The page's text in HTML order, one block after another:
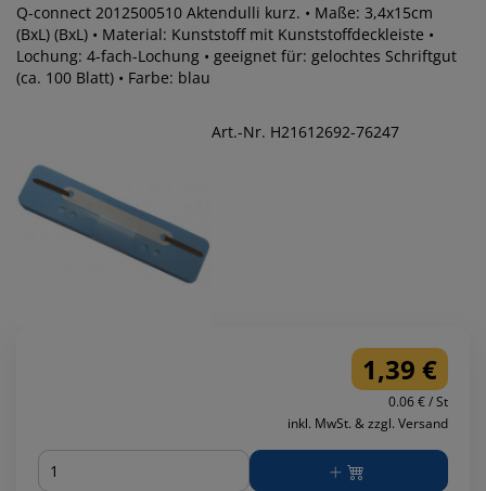
Q-connect 2012500510 Aktendulli kurz. • Maße: 3,4x15cm
(BxL) (BxL) • Material: Kunststoff mit Kunststoffdeckleiste •
Lochung: 4-fach-Lochung • geeignet für: gelochtes Schriftgut
(ca. 100 Blatt) • Farbe: blau
Art.-Nr. H21612692-76247
1,39 €
0.06 € / St
inkl. MwSt. & zzgl. Versand
Menge